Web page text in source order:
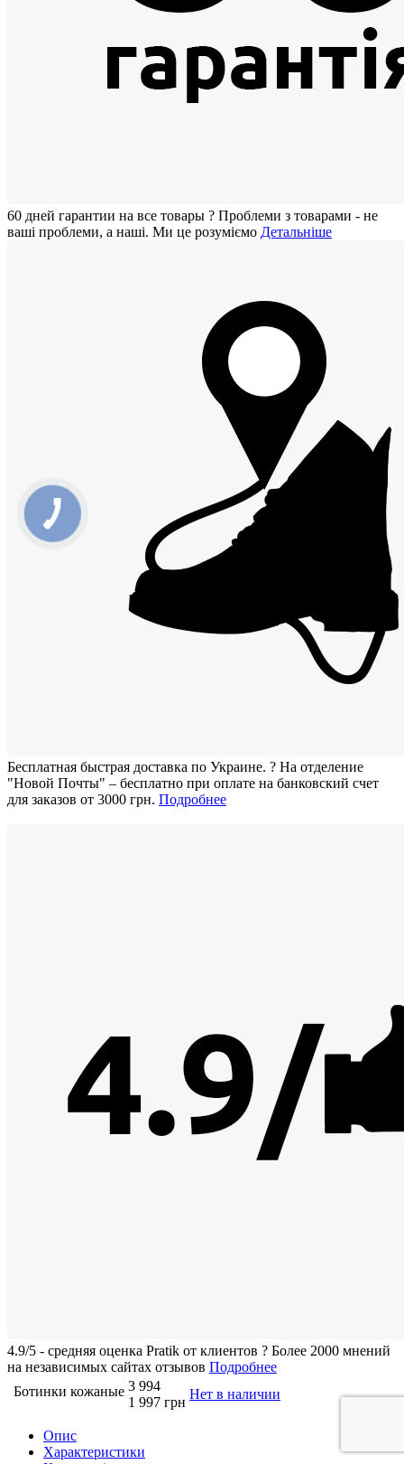
60 дней гарантии на все товары ? Проблеми з товарами - не
ваші проблеми, а наші. Ми це розуміємо Детальніше
Бесплатная быстрая доставка по Украине. ? На отделение
"Новой Почты" – бесплатно при оплате на банковский счет
для заказов от 3000 грн. Подробнее
4.9/5 - средняя оценка Pratik от клиентов ? Более 2000 мнений
на независимых сайтах отзывов Подробнее
Ботинки кожаные 3 994
1 997 грн
Нет в наличии
Опис
Характеристики